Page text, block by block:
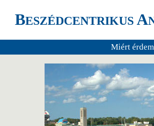
BESZÉDCENTRIKUS A
Miért